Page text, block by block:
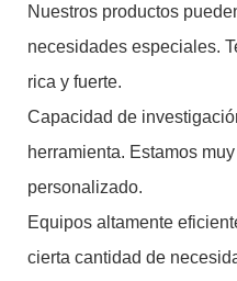
Nuestros productos
necesidades especiales.
rica y fuerte.
Capacidad de
herramienta. Estamos
personalizado.
Equipos altamente
cierta cantidad de